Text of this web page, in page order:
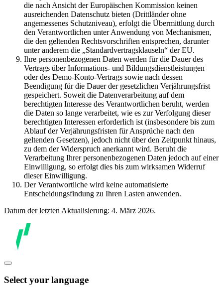
die nach Ansicht der Europäischen Kommission keinen
ausreichenden Datenschutz bieten (Drittländer ohne
angemessenes Schutzniveau), erfolgt die Übermittlung durch
den Verantwortlichen unter Anwendung von Mechanismen,
die den geltenden Rechtsvorschriften entsprechen, darunter
unter anderem die „Standardvertragsklauseln“ der EU.
Ihre personenbezogenen Daten werden für die Dauer des
Vertrags über Informations- und Bildungsdienstleistungen
oder des Demo-Konto-Vertrags sowie nach dessen
Beendigung für die Dauer der gesetzlichen Verjährungsfrist
gespeichert. Soweit die Datenverarbeitung auf dem
berechtigten Interesse des Verantwortlichen beruht, werden
die Daten so lange verarbeitet, wie es zur Verfolgung dieser
berechtigten Interessen erforderlich ist (insbesondere bis zum
Ablauf der Verjährungsfristen für Ansprüche nach den
geltenden Gesetzen), jedoch nicht über den Zeitpunkt hinaus,
zu dem der Widerspruch anerkannt wird. Beruht die
Verarbeitung Ihrer personenbezogenen Daten jedoch auf einer
Einwilligung, so erfolgt dies bis zum wirksamen Widerruf
dieser Einwilligung.
Der Verantwortliche wird keine automatisierte
Entscheidungsfindung zu Ihren Lasten anwenden.
Datum der letzten Aktualisierung: 4. März 2026.
Select your language